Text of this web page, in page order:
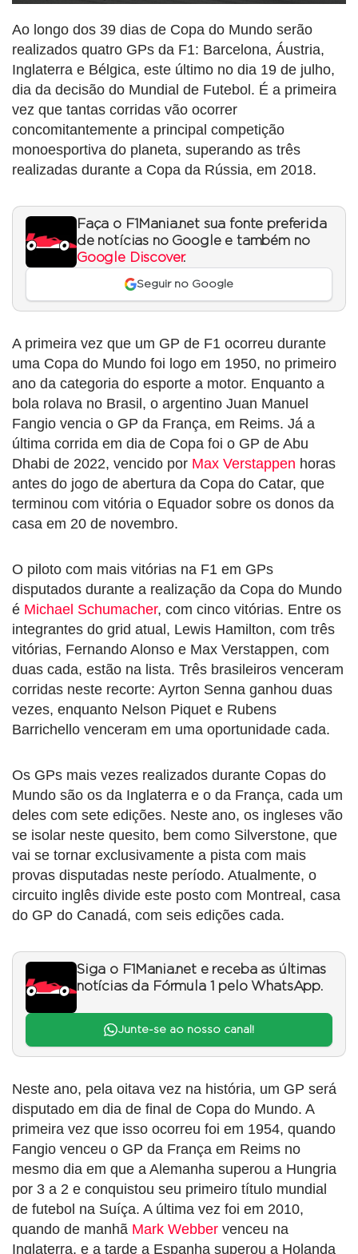
Ao longo dos 39 dias de Copa do Mundo serão
realizados quatro GPs da F1: Barcelona, Áustria,
Inglaterra e Bélgica, este último no dia 19 de julho,
dia da decisão do Mundial de Futebol. É a primeira
vez que tantas corridas vão ocorrer
concomitantemente a principal competição
monoesportiva do planeta, superando as três
realizadas durante a Copa da Rússia, em 2018.
Faça o F1Mania.net sua fonte preferida
de notícias no Google e também no
Google Discover.
Seguir no Google
A primeira vez que um GP de F1 ocorreu durante
uma Copa do Mundo foi logo em 1950, no primeiro
ano da categoria do esporte a motor. Enquanto a
bola rolava no Brasil, o argentino Juan Manuel
Fangio vencia o GP da França, em Reims. Já a
última corrida em dia de Copa foi o GP de Abu
Dhabi de 2022, vencido por Max Verstappen horas
antes do jogo de abertura da Copa do Catar, que
terminou com vitória o Equador sobre os donos da
casa em 20 de novembro.
O piloto com mais vitórias na F1 em GPs
disputados durante a realização da Copa do Mundo
é Michael Schumacher, com cinco vitórias. Entre os
integrantes do grid atual, Lewis Hamilton, com três
vitórias, Fernando Alonso e Max Verstappen, com
duas cada, estão na lista. Três brasileiros venceram
corridas neste recorte: Ayrton Senna ganhou duas
vezes, enquanto Nelson Piquet e Rubens
Barrichello venceram em uma oportunidade cada.
Os GPs mais vezes realizados durante Copas do
Mundo são os da Inglaterra e o da França, cada um
deles com sete edições. Neste ano, os ingleses vão
se isolar neste quesito, bem como Silverstone, que
vai se tornar exclusivamente a pista com mais
provas disputadas neste período. Atualmente, o
circuito inglês divide este posto com Montreal, casa
do GP do Canadá, com seis edições cada.
Siga o F1Mania.net e receba as últimas
notícias da Fórmula 1 pelo WhatsApp.
Junte-se ao nosso canal!
Neste ano, pela oitava vez na história, um GP será
disputado em dia de final de Copa do Mundo. A
primeira vez que isso ocorreu foi em 1954, quando
Fangio venceu o GP da França em Reims no
mesmo dia em que a Alemanha superou a Hungria
por 3 a 2 e conquistou seu primeiro título mundial
de futebol na Suíça. A última vez foi em 2010,
quando de manhã Mark Webber venceu na
Inglaterra, e a tarde a Espanha superou a Holanda